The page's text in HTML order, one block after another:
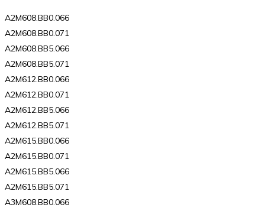
A2M608.BB0.066
A2M608.BB0.071
A2M608.BB5.066
A2M608.BB5.071
A2M612.BB0.066
A2M612.BB0.071
A2M612.BB5.066
A2M612.BB5.071
A2M615.BB0.066
A2M615.BB0.071
A2M615.BB5.066
A2M615.BB5.071
A3M608.BB0.066